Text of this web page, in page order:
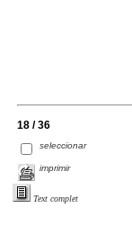
18 / 36
seleccionar
imprimir
Text complet